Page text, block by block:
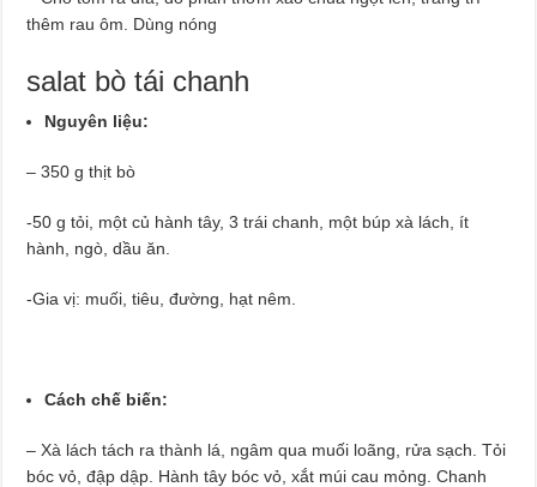
thêm rau ôm. Dùng nóng
salat bò tái chanh
Nguyên liệu:
– 350 g thịt bò
-50 g tỏi, một củ hành tây, 3 trái chanh, một búp xà lách, ít
hành, ngò, dầu ăn.
-Gia vị: muối, tiêu, đường, hạt nêm.
Cách chế biến:
– Xà lách tách ra thành lá, ngâm qua muối loãng, rửa sạch. Tỏi
bóc vỏ, đập dập. Hành tây bóc vỏ, xắt múi cau mỏng. Chanh